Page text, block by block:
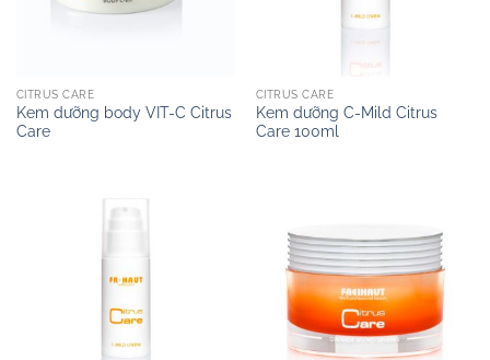
CITRUS CARE
Kem dưỡng body VIT-C Citrus
Care
CITRUS CARE
Kem dưỡng C-Mild Citrus
Care 100ml